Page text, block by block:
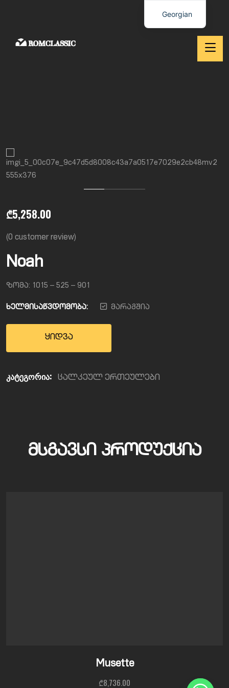
₾5,258.00
(0 customer review)
Noah
ზომა: 1015 – 525 – 901
ხელმისაწვდომობა: მარაგშია
ყიდვა
კატეგორია: ცალკეულ ერთეულები
ᲛᲡᲒᲐᲕᲡᲘ ᲞᲠᲝᲓᲣᲥᲪᲘᲐ
Musette
₾8,736.00
Georgian